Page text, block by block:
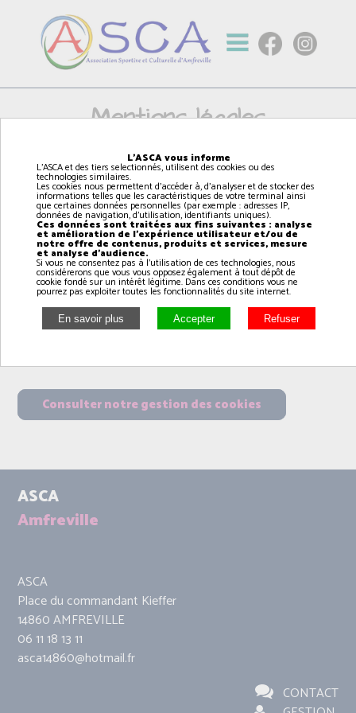
Mentions légales
Site internet de l'Association Sportive et Culturelle
d'Amfreville (ASCA), association loi 1901.
Adresse du siège social :
Place du commandant Kieffer 14860 AMFREVILLE
Tél :06 11 18 13 11
Email :asca14860@hotmail.fr
Url : asca14.fr
Président de l'Association : Gilles MARIE
Hébergement web:
Consulter notre gestion des cookies
ASCA
Amfreville
ASCA
Place du commandant Kieffer
14860 AMFREVILLE
06 11 18 13 11
asca14860@hotmail.fr
CONTACT
L'ASCA vous informe
L'ASCA et des tiers selectionnés, utilisent des cookies ou des
technologies similaires.
Les cookies nous permettent d'accéder à, d'analyser et de stocker des
informations telles que les caractéristiques de votre terminal ainsi
que certaines données personnelles (par exemple : adresses IP,
données de navigation, d'utilisation, identifiants uniques).
Ces données sont traitées aux fins suivantes : analyse
et amélioration de l'expérience utilisateur et/ou de
notre offre de contenus, produits et services, mesure
et analyse d'audience.
Si vous ne consentez pas à l'utilisation de ces technologies, nous
considérerons que vous vous opposez également à tout dépôt de
cookie fondé sur un intérêt légitime. Dans ces conditions vous ne
pourrez pas exploiter toutes les fonctionnalités du site internet.